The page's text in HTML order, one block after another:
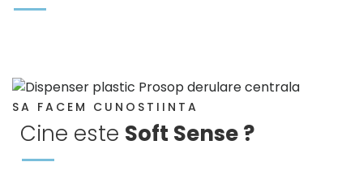
SA FACEM CUNOSTIINTA
Cine este Soft Sense ?